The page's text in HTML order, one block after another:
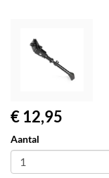
€ 12,95
Aantal